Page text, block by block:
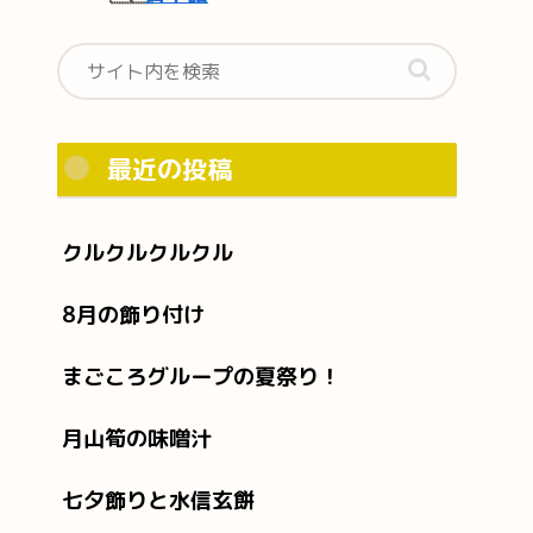
最近の投稿
クルクルクルクル
8月の飾り付け
まごころグループの夏祭り！
月山筍の味噌汁
七夕飾りと水信玄餅